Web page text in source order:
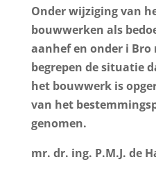
Onder wijziging van
bouwwerken als
aanhef en onder i Bro
begrepen de situatie
het bouwwerk is
van het
genomen.
mr. dr. ing. P.M.J. de